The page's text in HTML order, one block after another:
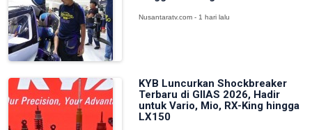
Nusantaratv.com - 1 hari lalu
KYB Luncurkan Shockbreaker
Terbaru di GIIAS 2026, Hadir
untuk Vario, Mio, RX-King hingga
LX150